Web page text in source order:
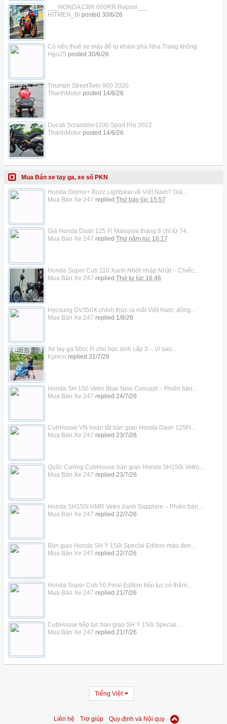
___HONDA CBR 600RR Repsol___
HITMEN_Bi posted 30/6/26
Có nên thuê xe máy để tự khám phá Nha Trang không
Hgo25 posted 30/6/26
Triumph StreetTwin 900 2020
ThanhMotorposted 14/6/26
Ducati Scrambler1100 Sport Pro 2022
ThanhMotorposted 14/6/26
Mua Bán xe tay ga, xe số PKN
Honda Giorno+ Buzz Lightyear về Việt Nam? Giá...
Mua Bán Xe 247 replied Thứ bảy lúc 15:57
Giá Honda Dash 125 Fi Malaysia tháng 8 chỉ từ 74...
Mua Bán Xe 247 replied Thứ năm lúc 16:17
Honda Super Cub 110 Xanh Nhớt nhập Nhật – Chiếc...
Mua Bán Xe 247 replied Thứ tư lúc 16:46
Hyosung GV350X chính thức ra mắt Việt Nam, động...
Mua Bán Xe 247 replied 1/8/26
Xe tay ga 50cc Fi cho học sinh cấp 3 – Vì sao...
Kymco replied 31/7/26
Honda SH 150 Vetro Blue New Concept – Phiên bản...
Mua Bán Xe 247 replied 24/7/26
CubHouse VN hoàn tất bàn giao Honda Dash 125Fi...
Mua Bán Xe 247 replied 23/7/26
Quốc Cường CubHouse bàn giao Honda SH150i Vetro...
Mua Bán Xe 247 replied 23/7/26
Honda SH150i HMR Vetro Xanh Sapphire – Phiên bản...
Mua Bán Xe 247 replied 22/7/26
Bàn giao Honda SH Ý 150i Special Edition màu đen...
Mua Bán Xe 247 replied 22/7/26
Honda Super Cub 50 Final Edition tiếp tục có thêm...
Mua Bán Xe 247 replied 21/7/26
CubHouse tiếp tục bàn giao SH Ý 150i Special...
Mua Bán Xe 247 replied 21/7/26
Tiếng Việt
Liên hệ Trợ giúp Quy định và Nội quy